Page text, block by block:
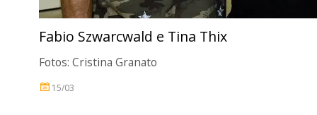
Fabio Szwarcwald e Tina Thix
Fotos: Cristina Granato
15/03